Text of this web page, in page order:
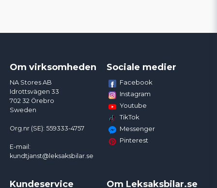
Om virksomheden
NA Stores AB
Idrottsvägen 33
702 32 Örebro
Sweden
Org.nr (SE): 559333-4757
E-mail:
kundtjanst@leksaksbilar.se
Sociale medier
Facebook
Instagram
Youtube
TikTok
Messenger
Pinterest
Kundeservice Om Leksaksbilar.se